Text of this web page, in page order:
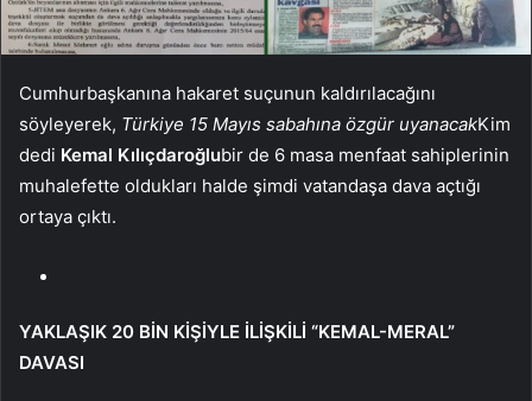
Cumhurbaşkanına hakaret suçunun kaldırılacağını
söyleyerek, Türkiye 15 Mayıs sabahına özgür uyanacakKim
dedi Kemal Kılıçdaroğlubir de 6 masa menfaat sahiplerinin
muhalefette oldukları halde şimdi vatandaşa dava açtığı
ortaya çıktı.
YAKLAŞIK 20 BİN KİŞİYLE İLİŞKİLİ “KEMAL-MERAL”
DAVASI